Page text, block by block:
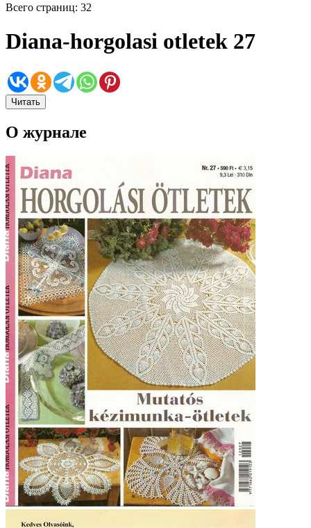
Всего страниц: 32
Diana-horgolasi otletek 27
Читать
О журнале